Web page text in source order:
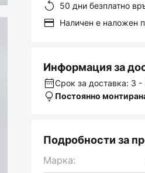
50 дни безплатно
Наличен е наложен
Информация за
Срок за доставка: 3
Постоянно
Подробности за
Марка: